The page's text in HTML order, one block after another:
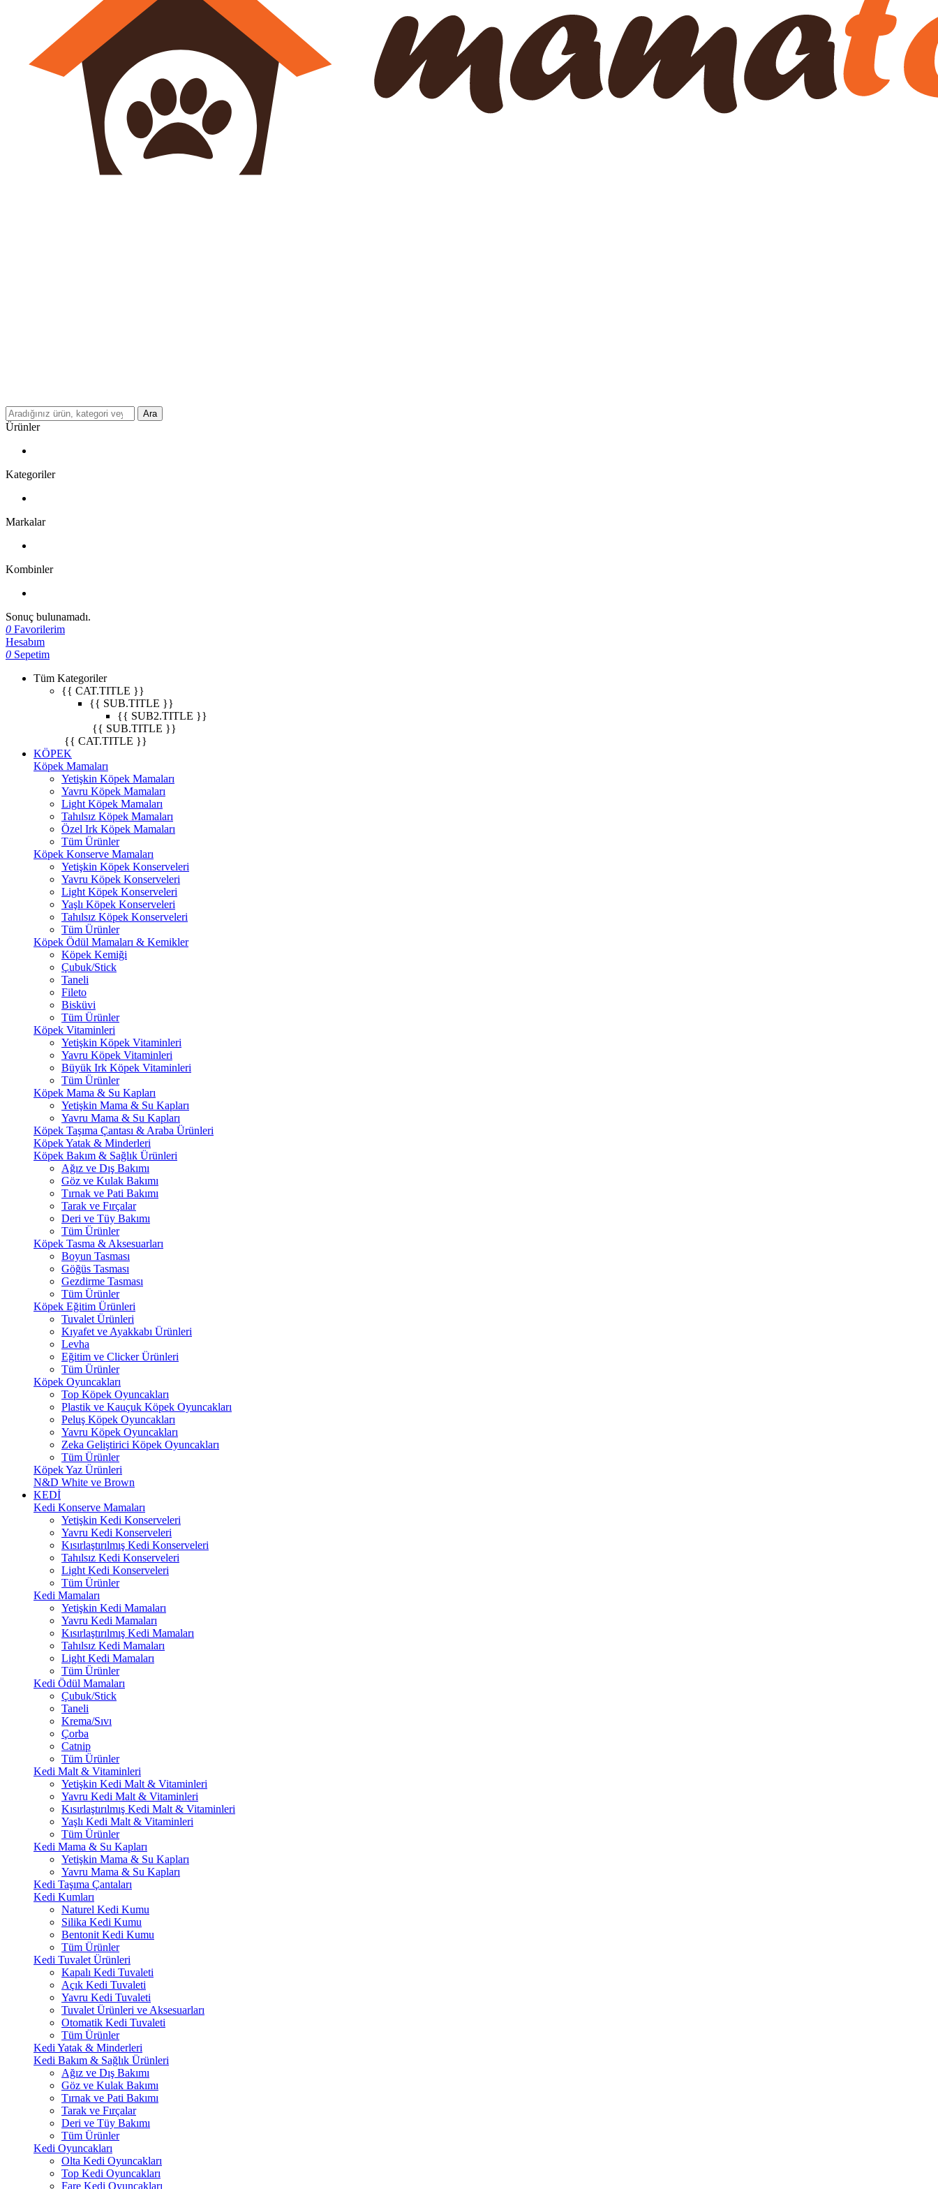
Ara
Ürünler
Kategoriler
Markalar
Kombinler
Sonuç bulunamadı.
0 Favorilerim
Hesabım
0 Sepetim
Tüm Kategoriler
{{ CAT.TITLE }}
{{ SUB.TITLE }}
{{ SUB2.TITLE }}
{{ SUB.TITLE }}
{{ CAT.TITLE }}
KÖPEK
Köpek Mamaları
Yetişkin Köpek Mamaları
Yavru Köpek Mamaları
Light Köpek Mamaları
Tahılsız Köpek Mamaları
Özel Irk Köpek Mamaları
Tüm Ürünler
Köpek Konserve Mamaları
Yetişkin Köpek Konserveleri
Yavru Köpek Konserveleri
Light Köpek Konserveleri
Yaşlı Köpek Konserveleri
Tahılsız Köpek Konserveleri
Tüm Ürünler
Köpek Ödül Mamaları & Kemikler
Köpek Kemiği
Çubuk/Stick
Taneli
Fileto
Bisküvi
Tüm Ürünler
Köpek Vitaminleri
Yetişkin Köpek Vitaminleri
Yavru Köpek Vitaminleri
Büyük Irk Köpek Vitaminleri
Tüm Ürünler
Köpek Mama & Su Kapları
Yetişkin Mama & Su Kapları
Yavru Mama & Su Kapları
Köpek Taşıma Çantası & Araba Ürünleri
Köpek Yatak & Minderleri
Köpek Bakım & Sağlık Ürünleri
Ağız ve Dış Bakımı
Göz ve Kulak Bakımı
Tırnak ve Pati Bakımı
Tarak ve Fırçalar
Deri ve Tüy Bakımı
Tüm Ürünler
Köpek Tasma & Aksesuarları
Boyun Tasması
Göğüs Tasması
Gezdirme Tasması
Tüm Ürünler
Köpek Eğitim Ürünleri
Tuvalet Ürünleri
Kıyafet ve Ayakkabı Ürünleri
Levha
Eğitim ve Clicker Ürünleri
Tüm Ürünler
Köpek Oyuncakları
Top Köpek Oyuncakları
Plastik ve Kauçuk Köpek Oyuncakları
Peluş Köpek Oyuncakları
Yavru Köpek Oyuncakları
Zeka Geliştirici Köpek Oyuncakları
Tüm Ürünler
Köpek Yaz Ürünleri
N&D White ve Brown
KEDİ
Kedi Konserve Mamaları
Yetişkin Kedi Konserveleri
Yavru Kedi Konserveleri
Kısırlaştırılmış Kedi Konserveleri
Tahılsız Kedi Konserveleri
Light Kedi Konserveleri
Tüm Ürünler
Kedi Mamaları
Yetişkin Kedi Mamaları
Yavru Kedi Mamaları
Kısırlaştırılmış Kedi Mamaları
Tahılsız Kedi Mamaları
Light Kedi Mamaları
Tüm Ürünler
Kedi Ödül Mamaları
Çubuk/Stick
Taneli
Krema/Sıvı
Çorba
Catnip
Tüm Ürünler
Kedi Malt & Vitaminleri
Yetişkin Kedi Malt & Vitaminleri
Yavru Kedi Malt & Vitaminleri
Kısırlaştırılmış Kedi Malt & Vitaminleri
Yaşlı Kedi Malt & Vitaminleri
Tüm Ürünler
Kedi Mama & Su Kapları
Yetişkin Mama & Su Kapları
Yavru Mama & Su Kapları
Kedi Taşıma Çantaları
Kedi Kumları
Naturel Kedi Kumu
Silika Kedi Kumu
Bentonit Kedi Kumu
Tüm Ürünler
Kedi Tuvalet Ürünleri
Kapalı Kedi Tuvaleti
Açık Kedi Tuvaleti
Yavru Kedi Tuvaleti
Tuvalet Ürünleri ve Aksesuarları
Otomatik Kedi Tuvaleti
Tüm Ürünler
Kedi Yatak & Minderleri
Kedi Bakım & Sağlık Ürünleri
Ağız ve Dış Bakımı
Göz ve Kulak Bakımı
Tırnak ve Pati Bakımı
Tarak ve Fırçalar
Deri ve Tüy Bakımı
Tüm Ürünler
Kedi Oyuncakları
Olta Kedi Oyuncakları
Top Kedi Oyuncakları
Fare Kedi Oyuncakları